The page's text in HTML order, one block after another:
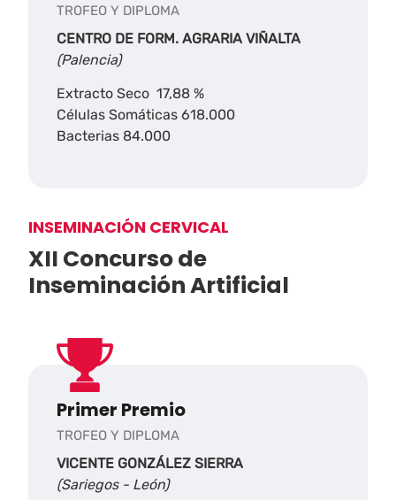
TROFEO Y DIPLOMA
CENTRO DE FORM. AGRARIA VIÑALTA
(Palencia)
Extracto Seco 17,88 %
Células Somáticas 618.000
Bacterias 84.000
INSEMINACIÓN CERVICAL
XII Concurso de
Inseminación Artificial
Primer Premio
TROFEO Y DIPLOMA
VICENTE GONZÁLEZ SIERRA
(Sariegos - León)